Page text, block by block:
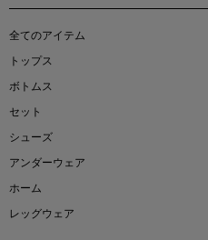
即戦力アイテム続々対象
全てのアイテム
トップス
ボトムス
セット
シューズ
アンダーウェア
ホーム
レッグウェア